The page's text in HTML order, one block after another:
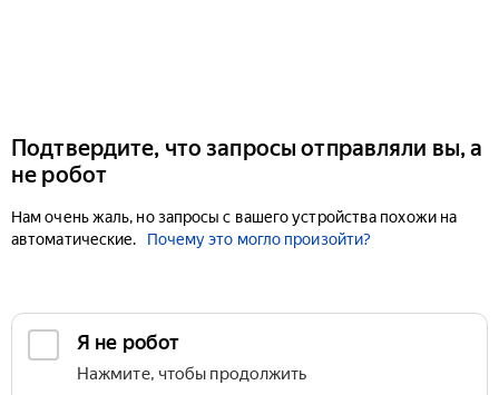
Подтвердите, что запросы отправляли вы, а
не робот
Нам очень жаль, но запросы с вашего устройства похожи на
автоматические.
Почему это могло произойти?